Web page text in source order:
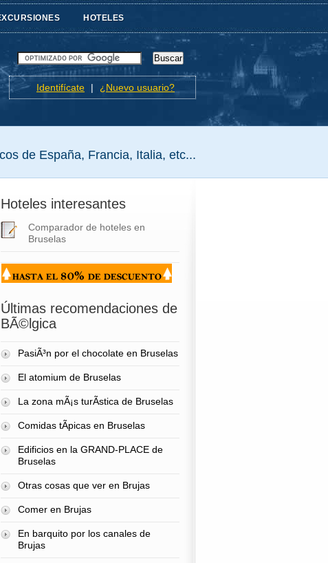
HOTELES
Identifícate | ¿Nuevo usuario?
de España, Francia, Italia, etc...
Hoteles interesantes
Comparador de hoteles en
Bruselas
Últimas recomendaciones de
BÃ©lgica
PasiÃ³n por el chocolate en Bruselas
El atomium de Bruselas
La zona mÃ¡s turÃ­stica de Bruselas
Comidas tÃ­picas en Bruselas
Edificios en la GRAND-PLACE de
Bruselas
Otras cosas que ver en Brujas
Comer en Brujas
En barquito por los canales de
Brujas